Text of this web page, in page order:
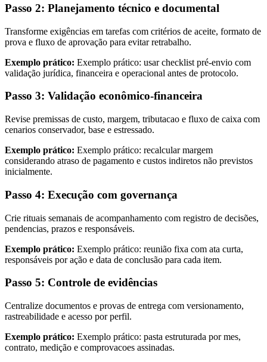
Passo 2: Planejamento técnico e documental
Transforme exigências em tarefas com critérios de aceite, formato de
prova e fluxo de aprovação para evitar retrabalho.
Exemplo prático: Exemplo prático: usar checklist pré-envio com
validação jurídica, financeira e operacional antes de protocolo.
Passo 3: Validação econômico-financeira
Revise premissas de custo, margem, tributacao e fluxo de caixa com
cenarios conservador, base e estressado.
Exemplo prático: Exemplo prático: recalcular margem
considerando atraso de pagamento e custos indiretos não previstos
inicialmente.
Passo 4: Execução com governança
Crie rituais semanais de acompanhamento com registro de decisões,
pendencias, prazos e responsáveis.
Exemplo prático: Exemplo prático: reunião fixa com ata curta,
responsáveis por ação e data de conclusão para cada item.
Passo 5: Controle de evidências
Centralize documentos e provas de entrega com versionamento,
rastreabilidade e acesso por perfil.
Exemplo prático: Exemplo prático: pasta estruturada por mes,
contrato, medição e comprovacoes assinadas.